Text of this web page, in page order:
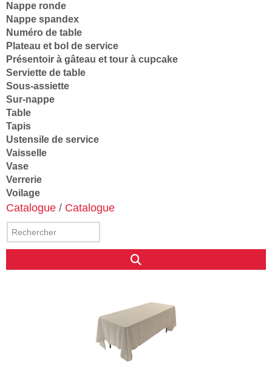
Nappe ronde
Nappe spandex
Numéro de table
Plateau et bol de service
Présentoir à gâteau et tour à cupcake
Serviette de table
Sous-assiette
Sur-nappe
Table
Tapis
Ustensile de service
Vaisselle
Vase
Verrerie
Voilage
Catalogue / Catalogue